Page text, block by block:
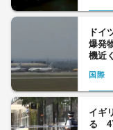
ドイ
爆発
機近
国際
イギ
る